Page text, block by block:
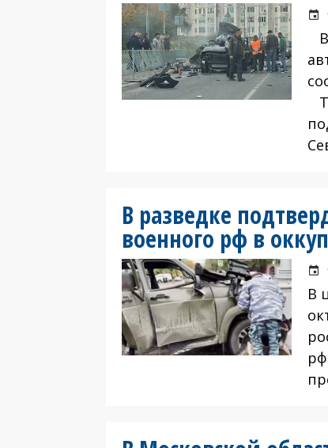
В разведке
военного рф в
В